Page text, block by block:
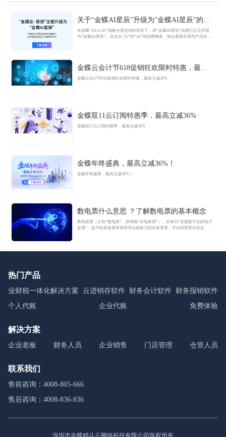
关于“金蝶AI星辰”升级为“金蝶AI星辰”的官
方公告
在金蝶“All in AI”战略全面启动的背景下，原“金蝶AI星辰”品牌已正式升级
为“金蝶AI星辰”。此次从“云”到“AI”的品牌焕新，标志着星辰系列产品全面
金蝶云会计节618促销狂欢限时特惠，最高
立减36%
金蝶云会计节618促销狂欢限时特惠，最高立减36%。
金蝶双11云订阅特惠季，最高立减36%
金蝶双11云订阅特惠季，最高立减36%
金蝶年终盛典，最高立减36%！
金蝶年终盛典，最高立减36%！
数电票什么意思 ？了解数电票的基本概念
数电发票（又称“数电票”，原简称“全电发票”），全称为“全面数字化的电子
发票”，是与纸质发票具有同等法律效力的全新发票，不以纸质形式存在、不
热门产品
业财税一体化解决方案 云进销存软件 财务会计软件 财务报销软件
个人代账
企业代账 免费体验
解决方案
企业老板 财务人员 企业销售 门店管理 仓管人员
联系我们
售前咨询：4008-805-666
售后咨询：4008-836-836
深圳市金蝶精斗云网络科技有限公司版权所有